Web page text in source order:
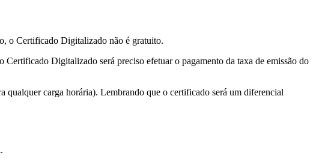
o Certificado Digitalizado não é gratuito.
Digitalizado será preciso efetuar o pagamento da taxa de emissão do
qualquer carga horária). Lembrando que o certificado será um diferencial